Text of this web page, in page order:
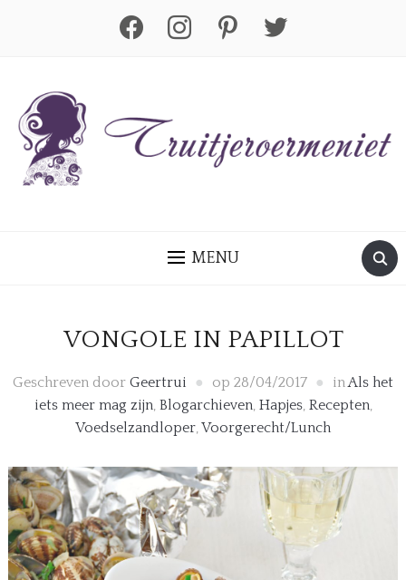
facebook instagram pinterest twitter
MENU
VONGOLE IN PAPILLOT
Geschreven door Geertrui op 28/04/2017 inAls het
iets meer mag zijn, Blogarchieven, Hapjes, Recepten,
Voedselzandloper,Voorgerecht/Lunch